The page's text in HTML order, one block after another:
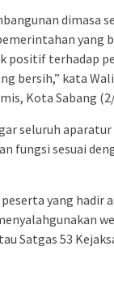
dimasa
yang
positif terhadap
bersih,” kata
Kota Sabang
seluruh aparatur
fungsi sesuai
yang hadir
Satgas 53